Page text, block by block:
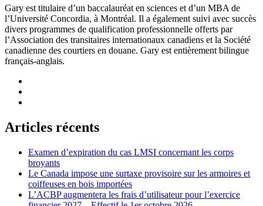
Gary est titulaire d’un baccalauréat en sciences et d’un MBA de
l’Université Concordia, à Montréal. Il a également suivi avec succès
divers programmes de qualification professionnelle offerts par
l’Association des transitaires internationaux canadiens et la Société
canadienne des courtiers en douane. Gary est entièrement bilingue
français-anglais.
Articles récents
Examen d’expiration du cas LMSI concernant les corps
broyants
Le Canada impose une surtaxe provisoire sur les armoires et
coiffeuses en bois importées
L’ACBP augmentera les frais d’utilisateur pour l’exercice